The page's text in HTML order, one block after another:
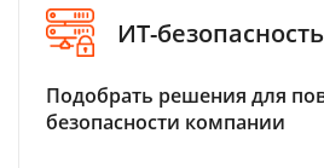
ИТ-безопасность
Подобрать решения для
безопасности компании